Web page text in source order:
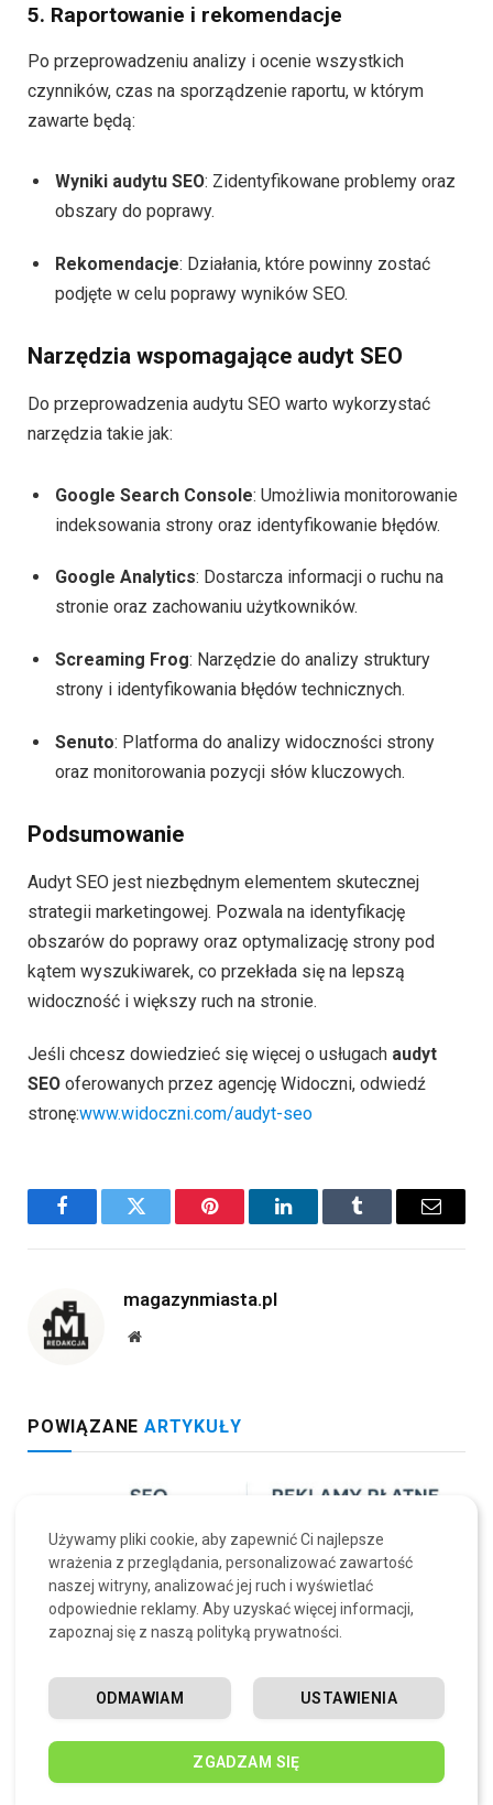
5. Raportowanie i rekomendacje
Po przeprowadzeniu analizy i ocenie wszystkich
czynników, czas na sporządzenie raportu, w którym
zawarte będą:
Wyniki audytu SEO: Zidentyfikowane problemy oraz
obszary do poprawy.
Rekomendacje: Działania, które powinny zostać
podjęte w celu poprawy wyników SEO.
Narzędzia wspomagające audyt SEO
Do przeprowadzenia audytu SEO warto wykorzystać
narzędzia takie jak:
Google Search Console: Umożliwia monitorowanie
indeksowania strony oraz identyfikowanie błędów.
Google Analytics: Dostarcza informacji o ruchu na
stronie oraz zachowaniu użytkowników.
Screaming Frog: Narzędzie do analizy struktury
strony i identyfikowania błędów technicznych.
Senuto: Platforma do analizy widoczności strony
oraz monitorowania pozycji słów kluczowych.
Podsumowanie
Audyt SEO jest niezbędnym elementem skutecznej
strategii marketingowej. Pozwala na identyfikację
obszarów do poprawy oraz optymalizację strony pod
kątem wyszukiwarek, co przekłada się na lepszą
widoczność i większy ruch na stronie.
Jeśli chcesz dowiedzieć się więcej o usługach audyt
SEO oferowanych przez agencję Widoczni, odwiedź
stronę:www.widoczni.com/audyt-seo
FacebookTwitter Pinterest LinkedInTumblr Email
magazynmiasta.pl
Website
POWIĄZANE ARTYKUŁY
Jak SEO sklepu WooCommerce może zwiększyć Twoją
sprzedaż online
Używamy pliki cookie, aby zapewnić Ci najlepsze
wrażenia z przeglądania, personalizować zawartość
naszej witryny, analizować jej ruch i wyświetlać
odpowiednie reklamy. Aby uzyskać więcej informacji,
zapoznaj się z naszą polityką prywatności.
ZGADZAM SIĘ
USTAWIENIA
ODMAWIAM